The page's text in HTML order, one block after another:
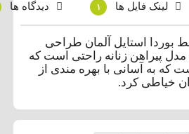
لینک فایل ها ۱ دیدگاه ها
7043 توسط بوردا استایل آلمان طراحی
پیراهن زنانه راحتی است که
که به آسانی با بهره مندی از
خیاطی کرد.